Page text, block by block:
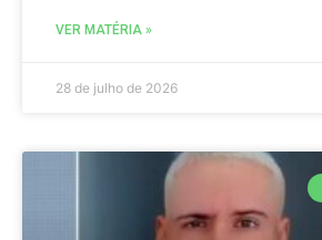
VER MATÉRIA »
28 de julho de 2026